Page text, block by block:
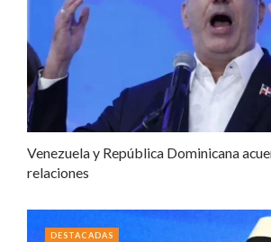
Venezuela y República Dominicana
relaciones
DESTACADAS